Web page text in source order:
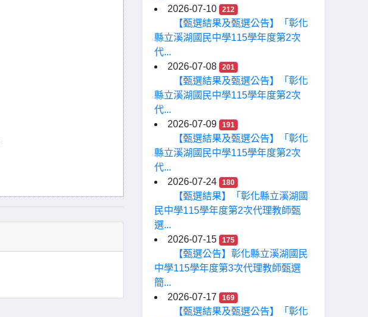
2026-07-10
212
【甄選結果及甄選公告】「彰化
縣立溪湖國民中學115學年度第2次
代...
2026-07-08
201
【甄選結果及甄選公告】「彰化
縣立溪湖國民中學115學年度第2次
代...
2026-07-09
191
【甄選結果及甄選公告】「彰化
縣立溪湖國民中學115學年度第2次
代...
2026-07-24
180
【甄選結果】「彰化縣立溪湖國
民中學115學年度第2次代理教師甄
選...
2026-07-15
175
【甄選公告】彰化縣立溪湖國民
中學115學年度第3次代理教師甄選
簡...
2026-07-17
169
【甄選結果及甄選公告】「彰化